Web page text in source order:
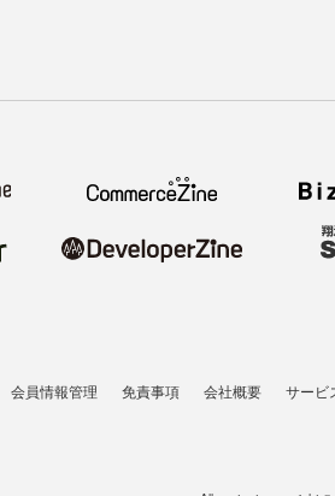
会員情報管理 免責事項 会社概要 サービ